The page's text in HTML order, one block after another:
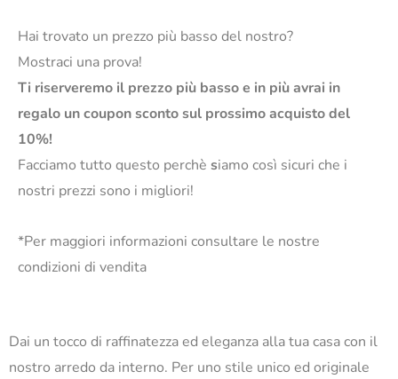
Hai trovato un prezzo più basso del nostro?
Mostraci una prova!
Ti riserveremo il prezzo più basso e in più avrai in
regalo un coupon sconto sul prossimo acquisto del
10%!
Facciamo tutto questo perchè siamo così sicuri che i
nostri prezzi sono i migliori!
*Per maggiori informazioni consultare le nostre
condizioni di vendita
Dai un tocco di raffinatezza ed eleganza alla tua casa con il
nostro arredo da interno. Per uno stile unico ed originale